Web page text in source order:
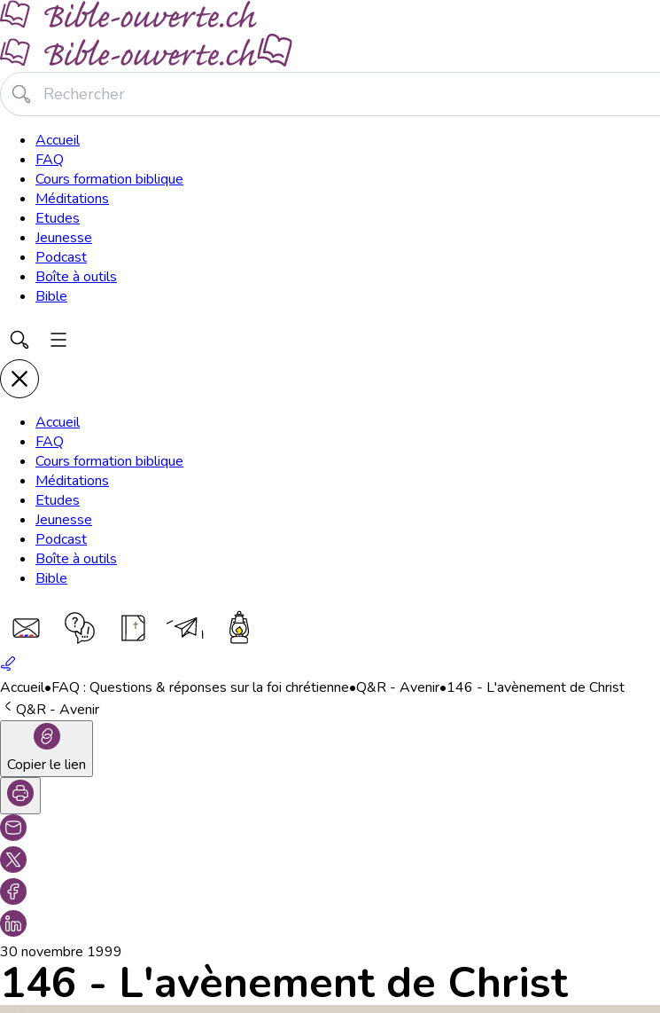
Accueil
FAQ
Cours formation biblique
Méditations
Etudes
Jeunesse
Podcast
Boîte à outils
Bible
Accueil
FAQ
Cours formation biblique
Méditations
Etudes
Jeunesse
Podcast
Boîte à outils
Bible
Accueil•FAQ : Questions & réponses sur la foi chrétienne•Q&R - Avenir•146 - L'avènement de Christ
Q&R - Avenir
Copier le lien
30 novembre 1999
146 - L'avènement de Christ